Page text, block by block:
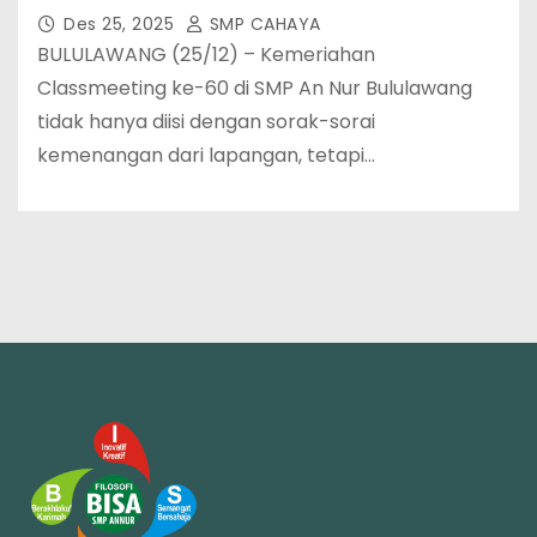
Des 25, 2025 SMP CAHAYA
BULULAWANG (25/12) – Kemeriahan
Classmeeting ke-60 di SMP An Nur Bululawang
tidak hanya diisi dengan sorak-sorai
kemenangan dari lapangan, tetapi…